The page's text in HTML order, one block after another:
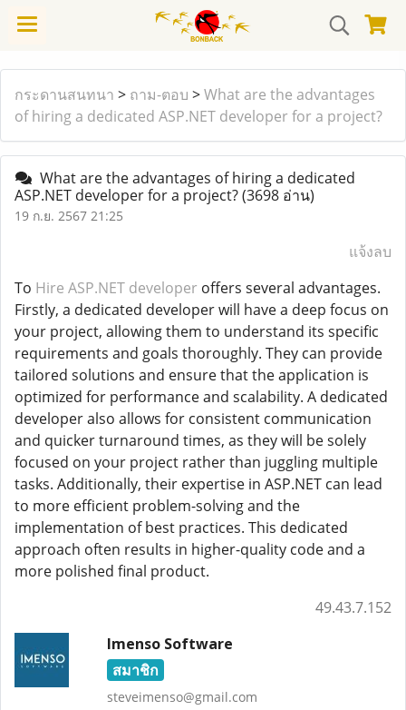
กระดานสนทนา > ถาม-ตอบ >What are the advantages
of hiring a dedicated ASP.NET developer for a project?
What are the advantages of hiring a dedicated
ASP.NET developer for a project?(3698 อ่าน)
19 ก.ย. 2567 21:25
แจ้งลบ
To Hire ASP.NET developer offers several advantages.
Firstly, a dedicated developer will have a deep focus on
your project, allowing them to understand its specific
requirements and goals thoroughly. They can provide
tailored solutions and ensure that the application is
optimized for performance and scalability. A dedicated
developer also allows for consistent communication
and quicker turnaround times, as they will be solely
focused on your project rather than juggling multiple
tasks. Additionally, their expertise in ASP.NET can lead
to more efficient problem-solving and the
implementation of best practices. This dedicated
approach often results in higher-quality code and a
more polished final product.
49.43.7.152
Imenso Software
สมาชิก
steveimenso@gmail.com